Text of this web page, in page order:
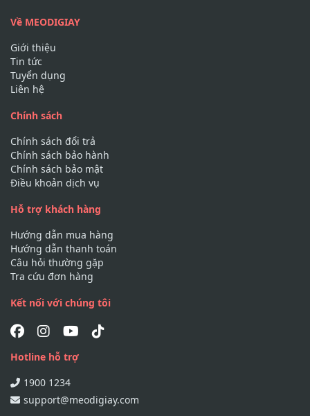
Về MEODIGIAY
Giới thiệu
Tin tức
Tuyển dụng
Liên hệ
Chính sách
Chính sách đổi trả
Chính sách bảo hành
Chính sách bảo mật
Điều khoản dịch vụ
Hỗ trợ khách hàng
Hướng dẫn mua hàng
Hướng dẫn thanh toán
Câu hỏi thường gặp
Tra cứu đơn hàng
Kết nối với chúng tôi
Hotline hỗ trợ
1900 1234
support@meodigiay.com